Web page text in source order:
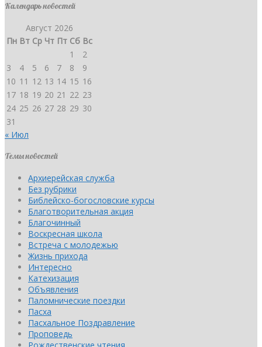
Календарь новостей
Август 2026
Пн Вт Ср Чт Пт Сб Вс
1
2
3
4 5 6 7 8
9
10 11 12 13 14 15 16
17 18 19 20 21 22 23
24 25 26 27 28 29 30
31
« Июл
Темы новостей
Архиерейская служба
Без рубрики
Библейско-богословские курсы
Благотворительная акция
Благочинный
Воскресная школа
Встреча с молодежью
Жизнь прихода
Интересно
Катехизация
Объявления
Паломнические поездки
Пасха
Пасхальное Поздравление
Проповедь